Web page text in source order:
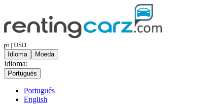
pt | USD
Idioma
Moeda
Idioma:
Portugués
Portugués
English